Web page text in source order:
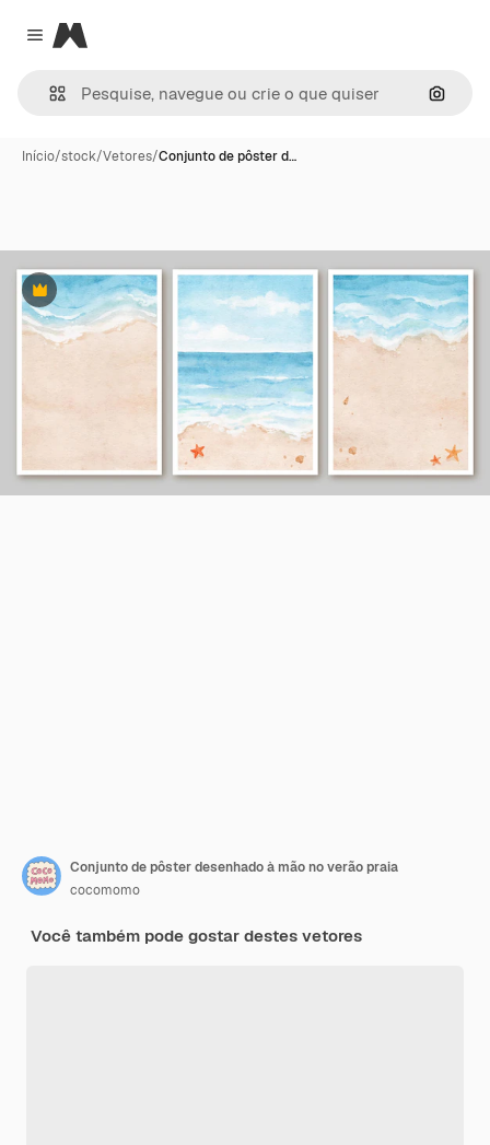
Close menu
Magnific
Início/stock/Vetores/Conjunto de pôster d…
Premium
Conjunto de pôster desenhado à mão no verão praia
cocomomo
Você também pode gostar destes vetores